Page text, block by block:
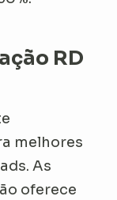
RD
melhores
As
oferece